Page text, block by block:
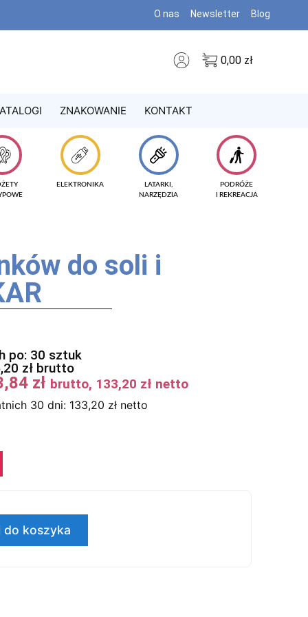
O nas Newsletter Blog
0,00 zł
ZNAKOWANIE KONTAKT
ELEKTRONIKA
LATARKI,
NARZĘDZIA
PODRÓŻE
I REKREACJA
do soli i
po: 30 sztuk
zł brutto
zł brutto, 133,20 zł netto
30 dni: 133,20 zł netto
do koszyka